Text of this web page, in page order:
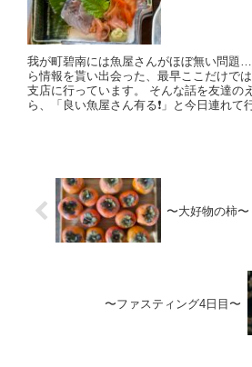
我が町碧南には魚屋さんがほぼ無い問題
ら情報を貰い出会った、最早ここだけで
支店に行っています。 そんな話を友達の
ら、「良い魚屋さん有る❗️」と今日連れて
〜大好物の柿〜
〜ファスティング4日目〜